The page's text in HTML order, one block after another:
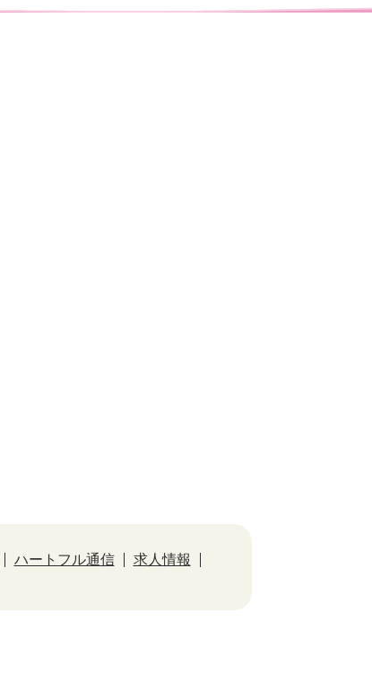
ハートフル通信
求人情報